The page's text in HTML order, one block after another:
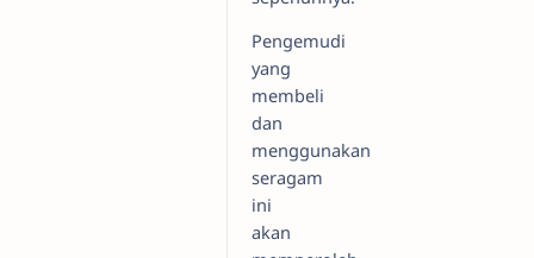
Pengemudi
yang
membeli
dan
menggunakan
seragam
ini
akan